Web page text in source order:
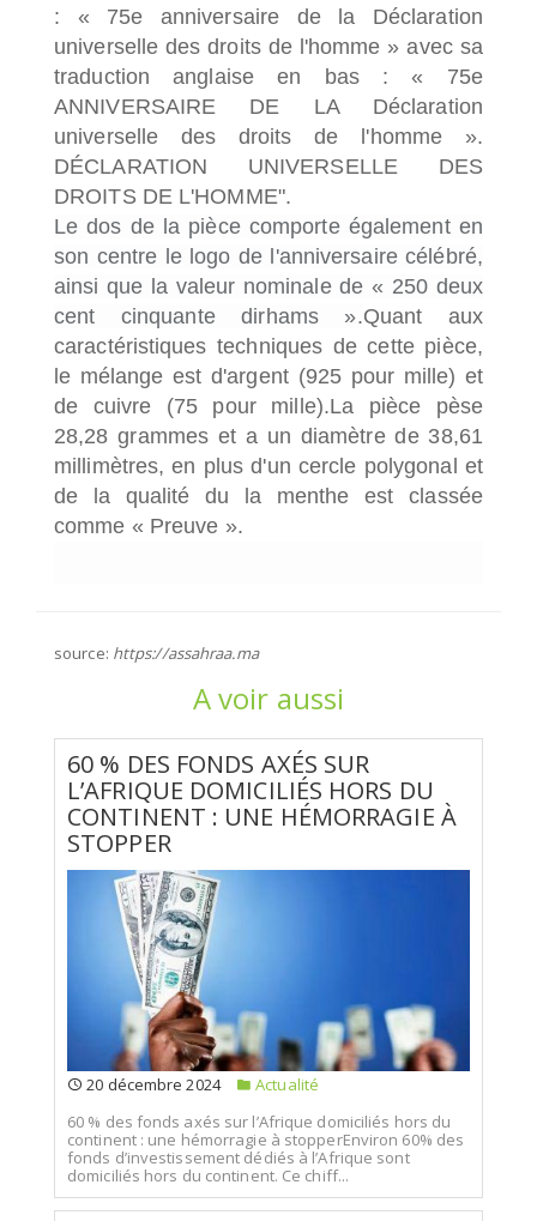
: « 75e anniversaire de la Déclaration
universelle des droits de l'homme » avec sa
traduction anglaise en bas : « 75e
ANNIVERSAIRE DE LA Déclaration
universelle des droits de l'homme ».
DÉCLARATION UNIVERSELLE DES
DROITS DE L'HOMME".
Le dos de la pièce comporte également en
son centre le logo de l'anniversaire célébré,
ainsi que la valeur nominale de « 250 deux
cent cinquante dirhams ».Quant aux
caractéristiques techniques de cette pièce,
le mélange est d'argent (925 pour mille) et
de cuivre (75 pour mille).La pièce pèse
28,28 grammes et a un diamètre de 38,61
millimètres, en plus d'un cercle polygonal et
de la qualité du la menthe est classée
comme « Preuve ».
source: https://assahraa.ma
A voir aussi
60 % DES FONDS AXÉS SUR
L’AFRIQUE DOMICILIÉS HORS DU
CONTINENT : UNE HÉMORRAGIE À
STOPPER
20 décembre 2024
Actualité
60 % des fonds axés sur l’Afrique domiciliés hors du
continent : une hémorragie à stopperEnviron 60% des
fonds d’investissement dédiés à l’Afrique sont
domiciliés hors du continent. Ce chiff...